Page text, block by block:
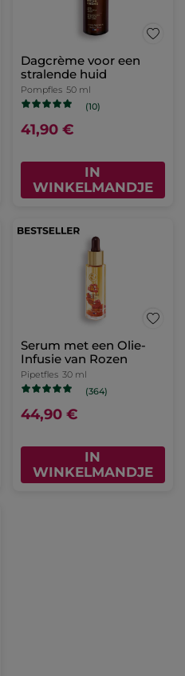
Dagcrème voor een
stralende huid
Pompfles 50 ml
(10)
41,90 €
IN
WINKELMANDJE
Serum met een Olie-
Infusie van Rozen
Pipetfles 30 ml
(364)
44,90 €
IN
WINKELMANDJE